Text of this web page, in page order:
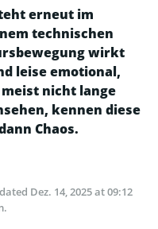
erneut im
technischen
wirkt
leise emotional,
nicht lange
kennen diese
Chaos.
Dez. 14, 2025 at 09:12